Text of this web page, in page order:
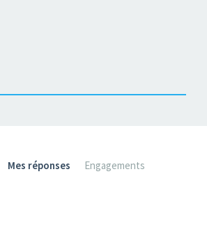
Mes réponses Engagements